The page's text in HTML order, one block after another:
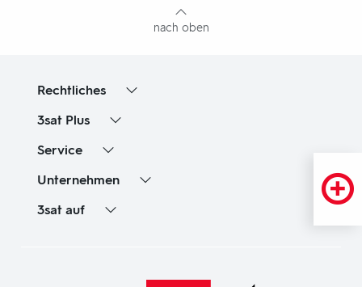
nach oben
Rechtliches
3sat Plus
Service
Unternehmen
3sat auf